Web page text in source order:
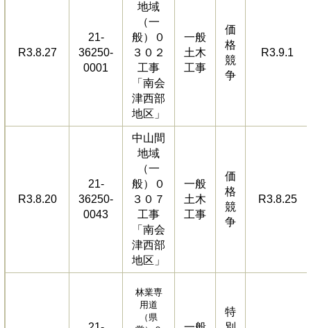
R3.8.27
21-
36250-
0001
地域
（一
般）０
３０２
工事
「南会
津西部
地区」
一般
土木
工事
価
格
競
争
R3.9.1
R3.8.20
21-
36250-
0043
中山間
地域
（一
般）０
３０７
工事
「南会
津西部
地区」
一般
土木
工事
価
格
競
争
R3.8.25
林業専
用道
（県
特